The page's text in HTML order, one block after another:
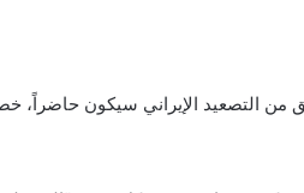
من التصعيد الإيراني سيكون